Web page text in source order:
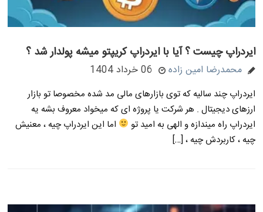
ایردراپ چیست ؟ آیا با ایردراپ کریپتو میشه پولدار شد ؟
محمدرضا امین زاده 06 خرداد 1404
ایردراپ چند سالیه که توی بازارهای مالی مد شده مخصوصا تو بازار
ارزهای دیجیتال . هر شرکت یا پروژه ای که میخواد معروف بشه یه
ایردراپ راه میندازه و الهی به امید تو
اما این ایردراپ چیه ، معنیش
چیه ، کاربردش چیه ، […]